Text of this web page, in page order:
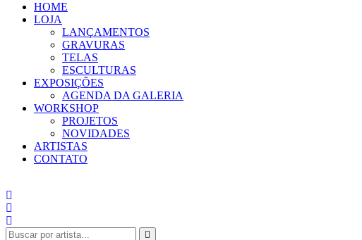
HOME
LOJA
LANÇAMENTOS
GRAVURAS
TELAS
ESCULTURAS
EXPOSIÇÕES
AGENDA DA GALERIA
WORKSHOP
PROJETOS
NOVIDADES
ARTISTAS
CONTATO